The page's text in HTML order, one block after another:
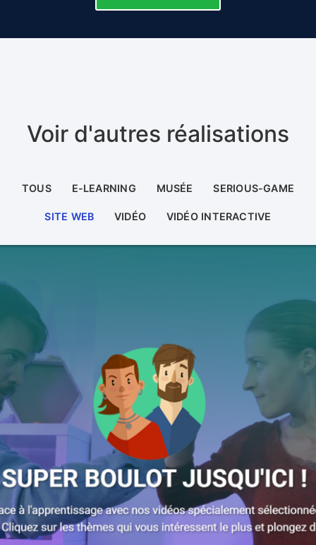
Voir d'autres réalisations
TOUS E-LEARNING MUSÉE SERIOUS-GAME
SITE WEB VIDÉO VIDÉO INTERACTIVE